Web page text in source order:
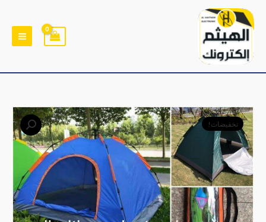
تخطي
المحتوى
تخفيضات!
السعر
الأصلي
هو:
﷼19,000.
السعر
الحالي
هو:
كمية
خيام
ذاتية
التركيب
2×2
متر